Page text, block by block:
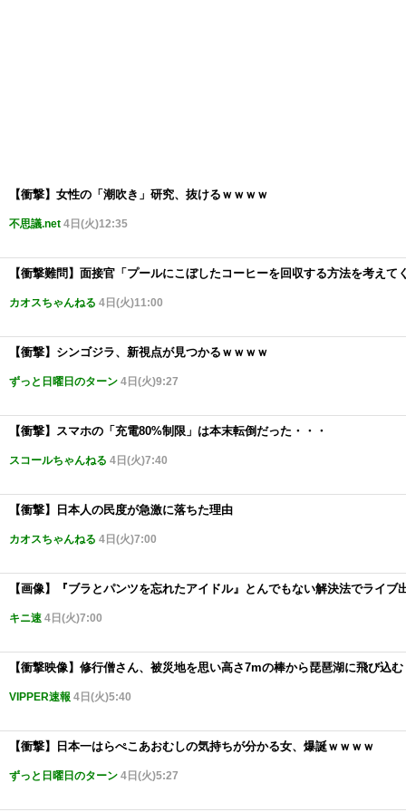
【衝撃】女性の「潮吹き」研究、抜けるｗｗｗｗ
不思議.net 4日(火)12:35
【衝撃難問】面接官「プールにこぼしたコーヒーを回収する方法を考えて
カオスちゃんねる 4日(火)11:00
【衝撃】シンゴジラ、新視点が見つかるｗｗｗｗ
ずっと日曜日のターン 4日(火)9:27
【衝撃】スマホの「充電80%制限」は本末転倒だった・・・
スコールちゃんねる 4日(火)7:40
【衝撃】日本人の民度が急激に落ちた理由
カオスちゃんねる 4日(火)7:00
【画像】『ブラとパンツを忘れたアイドル』とんでもない解決法でライブ
キニ速 4日(火)7:00
【衝撃映像】修行僧さん、被災地を思い高さ7mの棒から琵琶湖に飛び込む
VIPPER速報 4日(火)5:40
【衝撃】日本一はらぺこあおむしの気持ちが分かる女、爆誕ｗｗｗｗ
ずっと日曜日のターン 4日(火)5:27